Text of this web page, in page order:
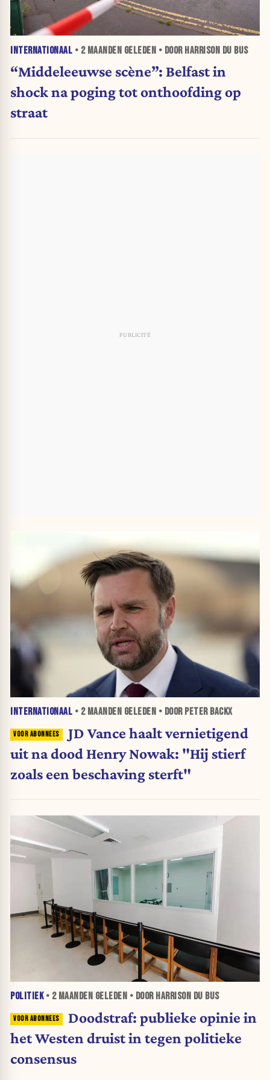
INTERNATIONAAL • 2 MAANDEN GELEDEN • DOOR HARRISON DU BUS
“Middeleeuwse scène”: Belfast in
shock na poging tot onthoofding op
straat
INTERNATIONAAL • 2 MAANDEN GELEDEN • DOOR PETER BACKX
JD Vance haalt vernietigend
uit na dood Henry Nowak: "Hij stierf
zoals een beschaving sterft"
POLITIEK• 2 MAANDEN GELEDEN • DOOR HARRISON DU BUS
Doodstraf: publieke opinie in
het Westen druist in tegen politieke
consensus